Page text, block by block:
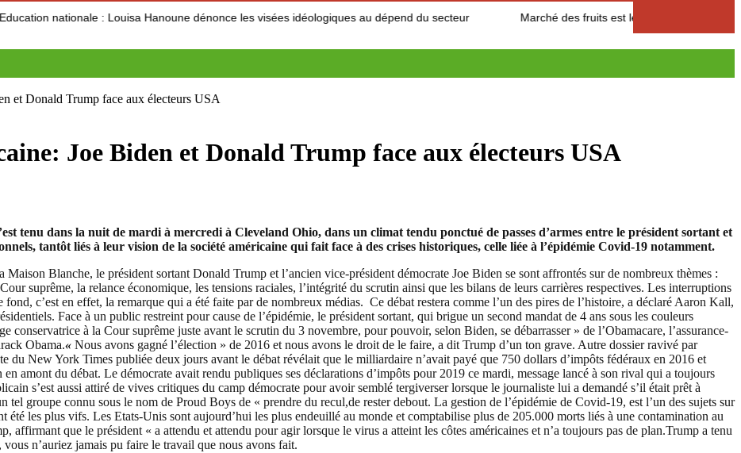
: Louisa Hanoune dénonce les visées idéologiques au dépend du secteur Marché des fruits est légumes : Les producteurs des
et Donald Trump face aux électeurs USA
Joe Biden et Donald Trump face aux électeurs USA
tenu dans la nuit de mardi à mercredi à Cleveland Ohio, dans un climat tendu ponctué de passes d’armes entre le président sortant et
tantôt liés à leur vision de la société américaine qui fait face à des crises historiques, celle liée à l’épidémie Covid-19 notamment.
Blanche, le président sortant Donald Trump et l’ancien vice-président démocrate Joe Biden se sont affrontés sur de nombreux thèmes :
suprême, la relance économique, les tensions raciales, l’intégrité du scrutin ainsi que les bilans de leurs carrières respectives. Les interruptions
fond, c’est en effet, la remarque qui a été faite par de nombreux médias. Ce débat restera comme l’un des pires de l’histoire, a déclaré Aaron Kall,
Face à un public restreint pour cause de l’épidémie, le président sortant, qui brigue un second mandat de 4 ans sous les couleurs
conservatrice à la Cour suprême juste avant le scrutin du 3 novembre, pour pouvoir, selon Biden, se débarrasser » de l’Obamacare, l’assurance-
Obama.« Nous avons gagné l’élection » de 2016 et nous avons le droit de le faire, a dit Trump d’un ton grave. Autre dossier ravivé par
du New York Times publiée deux jours avant le débat révélait que le milliardaire n’avait payé que 750 dollars d’impôts fédéraux en 2016 et
amont du débat. Le démocrate avait rendu publiques ses déclarations d’impôts pour 2019 ce mardi, message lancé à son rival qui a toujours
s’est aussi attiré de vives critiques du camp démocrate pour avoir semblé tergiverser lorsque le journaliste lui a demandé s’il était prêt à
tel groupe connu sous le nom de Proud Boys de « prendre du recul,de rester debout. La gestion de l’épidémie de Covid-19, est l’un des sujets sur
été les plus vifs. Les Etats-Unis sont aujourd’hui les plus endeuillé au monde et comptabilise plus de 205.000 morts liés à une contamination au
affirmant que le président « a attendu et attendu pour agir lorsque le virus a atteint les côtes américaines et n’a toujours pas de plan.Trump a tenu
n’auriez jamais pu faire le travail que nous avons fait.